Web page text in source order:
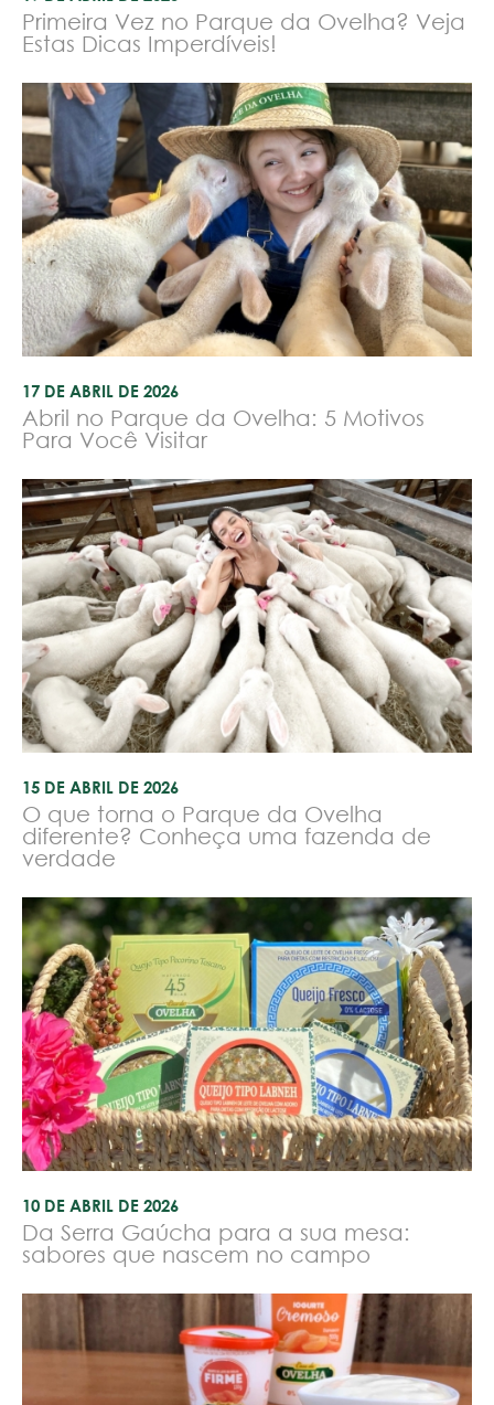
Primeira Vez no Parque da Ovelha? Veja
Estas Dicas Imperdíveis!
17 DE ABRIL DE 2026
Abril no Parque da Ovelha: 5 Motivos
Para Você Visitar
15 DE ABRIL DE 2026
O que torna o Parque da Ovelha
diferente? Conheça uma fazenda de
verdade
10 DE ABRIL DE 2026
Da Serra Gaúcha para a sua mesa:
sabores que nascem no campo